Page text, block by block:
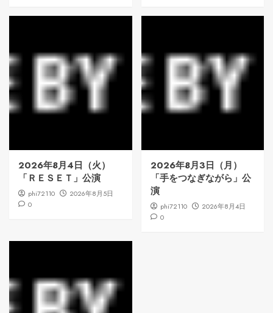
2026年8月4日（火）
「ＲＥＳＥＴ」公演
phi72110
2026年8月5日
0
2026年8月3日（月）
「手をつなぎながら」公
演
phi72110
2026年8月4日
0